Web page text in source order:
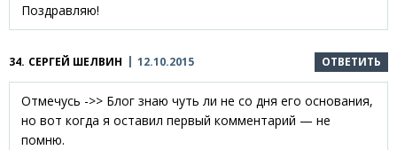
Поздравляю!
34. СЕРГЕЙ ШЕЛВИН 12.10.2015 ОТВЕТИТЬ
Отмечусь ->> Блог знаю чуть ли не со дня его основания,
но вот когда я оставил первый комментарий — не
помню.